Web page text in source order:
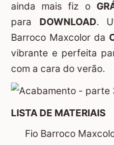
ainda mais fiz o
para DOWNLOAD.
Barroco Maxcolor da
vibrante e perfeita
com a cara do verão.
LISTA DE MATERIAIS
Fio Barroco